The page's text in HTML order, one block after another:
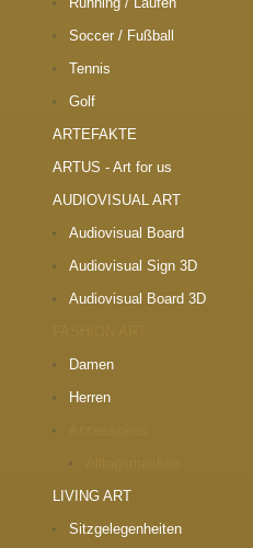
Soccer / Fußball
Tennis
Golf
ARTEFAKTE
ARTUS - Art for us
AUDIOVISUAL ART
Audiovisual Board
Audiovisual Sign 3D
Audiovisual Board 3D
Damen
Herren
LIVING ART
Sitzgelegenheiten